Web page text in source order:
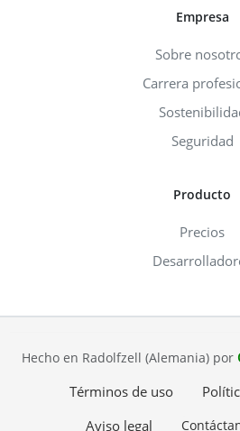
Empresa
Sobre
Carrera
Seguridad
Producto
Precios
Hecho en Radolfzell (Alemania) por
Términos de uso
Aviso legal